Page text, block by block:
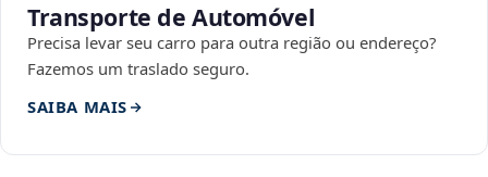
Transporte de Automóvel
Precisa levar seu carro para outra região ou endereço?
Fazemos um traslado seguro.
SAIBA MAIS